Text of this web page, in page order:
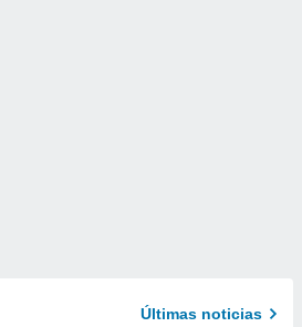
Últimas noticias